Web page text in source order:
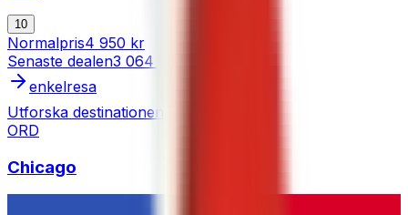
10
Normalpris4 950 kr
Senaste dealen3 064 kr
enkelresa
Utforska destinationen
ORD
Chicago